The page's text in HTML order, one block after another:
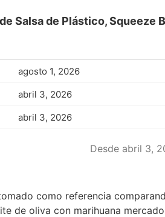
Salsa de Plástico, Squeeze
agosto 1, 2026
abril 3, 2026
abril 3, 2026
Desde abril 3,
como referencia
de oliva con marihuana